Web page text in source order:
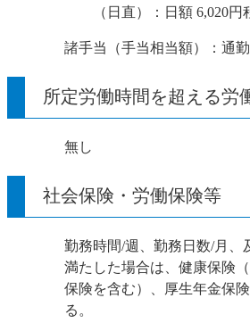
（日直）：日額 6,020円
諸手当（手当相当額）：通
所定労働時間を超える労
無し
社会保険・労働保険等
勤務時間/週、勤務日数/月、
満たした場合は、健康保険
保険を含む）、厚生年金保
る。